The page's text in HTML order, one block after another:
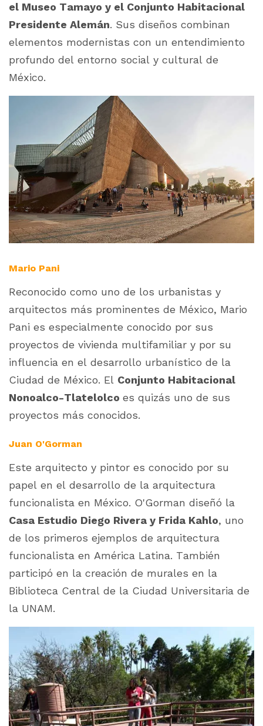
el Museo Tamayo y el Conjunto Habitacional
Presidente Alemán. Sus diseños combinan
elementos modernistas con un entendimiento
profundo del entorno social y cultural de
México.
Mario Pani
Reconocido como uno de los urbanistas y
arquitectos más prominentes de México, Mario
Pani es especialmente conocido por sus
proyectos de vivienda multifamiliar y por su
influencia en el desarrollo urbanístico de la
Ciudad de México. El Conjunto Habitacional
Nonoalco-Tlatelolco es quizás uno de sus
proyectos más conocidos.
Juan O'Gorman
Este arquitecto y pintor es conocido por su
papel en el desarrollo de la arquitectura
funcionalista en México. O'Gorman diseñó la
Casa Estudio Diego Rivera y Frida Kahlo, uno
de los primeros ejemplos de arquitectura
funcionalista en América Latina. También
participó en la creación de murales en la
Biblioteca Central de la Ciudad Universitaria de
la UNAM.